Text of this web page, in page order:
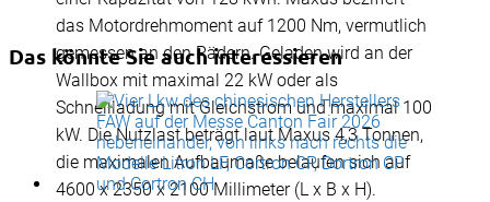
das Motordrehmoment auf 1200 Nm, vermutlich
gemessen an den Rädern. Geladen wird an der
Wallbox mit maximal 22 kW oder als
Schnellladung mit Gleichstrom und maximal 100
kW. Die Nutzlast beträgt laut Maxus 4,3 Tonnen,
die maximalen Aufbaumaße belaufen sich auf
4600 x 2350 x 2100 Millimeter (L x B x H).
Das könnte Sie auch interessieren